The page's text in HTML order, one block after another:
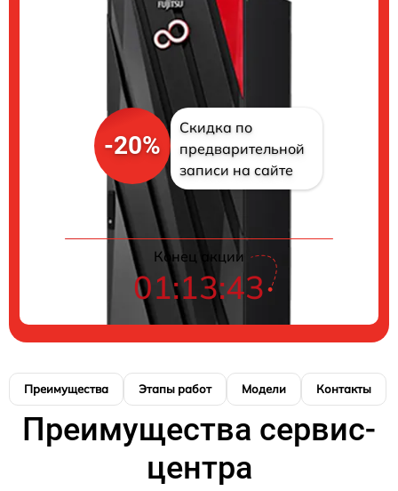
-20%
Скидка по
предварительной
записи на сайте
Конец акции
01:13:42
Преимущества Этапы работ Модели Контакты
Преимущества сервис-
центра